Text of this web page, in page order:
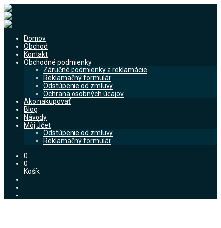
Domov
Obchod
Kontakt
Obchodné podmienky
Záručné podmienky a reklamácie
Reklamačný formulár
Odstúpenie od zmluvy
Ochrana osobných údajov
Ako nakupovať
Blog
Návody
Môj Účet
Odstúpenie od zmluvy
Reklamačný formulár
0
0
Košík